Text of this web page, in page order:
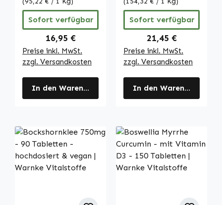
Stoffwechsel und
Blutzuckerspiegel
| Warnke
Vitalstoffe
Sofort verfügbar
Regulärer Preis:
16,95 €
Preise inkl. MwSt.
zzgl. Versandkosten
In den Warenkorb
Zellschutz |
Warnke
Vitalstoffe
Sofort verfügbar
Regulärer Preis:
21,45 €
Preise inkl. MwSt.
zzgl. Versandkosten
In den Warenkorb